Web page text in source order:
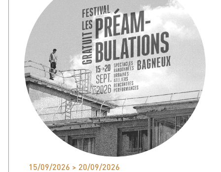
15/09/2026 > 20/09/2026